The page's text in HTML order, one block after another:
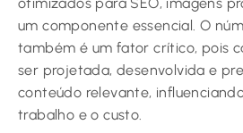
um componente essencial. O
também é um fator crítico, pois
ser projetada, desenvolvida e
conteúdo relevante,
trabalho e o custo.